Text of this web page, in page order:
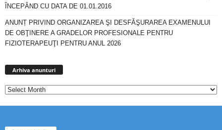
ÎNCEPÂND CU DATA DE 01.01.2016
ANUNȚ PRIVIND ORGANIZAREA ŞI DESFĂŞURAREA EXAMENULUI
DE OBŢINERE A GRADELOR PROFESIONALE PENTRU
FIZIOTERAPEUŢI PENTRU ANUL 2026
Arhiva anunturi